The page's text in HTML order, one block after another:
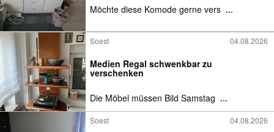
Möchte diese Komode gerne vers ...
Soest 04.08.2026
Medien Regal schwenkbar zu
verschenken
Die Möbel müssen Bild Samstag ...
Soest 04.08.2026